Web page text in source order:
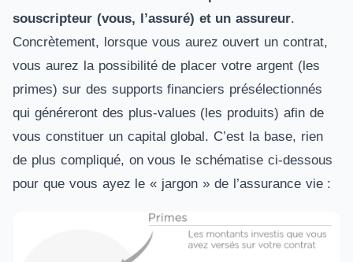
souscripteur (vous, l’assuré) et un assureur.
Concrètement, lorsque vous aurez ouvert un contrat,
vous aurez la possibilité de placer votre argent (les
primes) sur des supports financiers présélectionnés
qui généreront des plus-values (les produits) afin de
vous constituer un capital global. C’est la base, rien
de plus compliqué, on vous le schématise ci-dessous
pour que vous ayez le « jargon » de l’assurance vie :